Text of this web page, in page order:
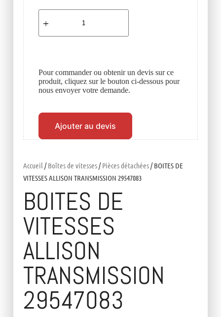
Accueil /Boîtes de vitesses/Pièces détachées/ BOITES DE
VITESSES ALLISON TRANSMISSION 29547083
BOITES DE
VITESSES
ALLISON
TRANSMISSION
29547083
Pour commander ou obtenir un devis sur ce
produit, cliquez sur le bouton ci-dessous pour
nous envoyer votre demande.
Ajouter au devis